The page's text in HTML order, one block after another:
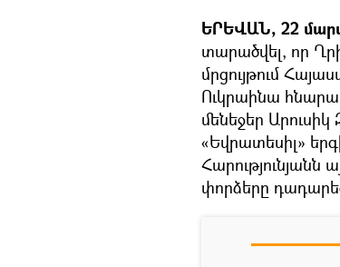
ԵՐԵՎԱՆ, 22
տարածվել, որ
մրցույթում
Ուկրաինա
մենեջեր
«Եվրատեսիլ»
փորձերը